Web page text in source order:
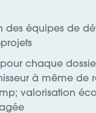
des équipes de
chaque
à même de
valorisation